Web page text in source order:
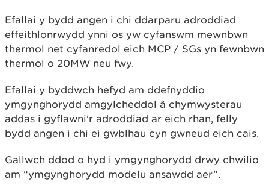
Efallai y bydd angen i chi ddarparu adroddiad
effeithlonrwydd ynni os yw cyfanswm mewnbwn
thermol net cyfanredol eich MCP / SGs yn fewnbwn
thermol o 20MW neu fwy.
Efallai y byddwch hefyd am ddefnyddio
ymgynghorydd amgylcheddol â chymwysterau
addas i gyflawni'r adroddiad ar eich rhan, felly
bydd angen i chi ei gwblhau cyn gwneud eich cais.
Gallwch ddod o hyd i ymgynghorydd drwy chwilio
am “ymgynghorydd modelu ansawdd aer”.